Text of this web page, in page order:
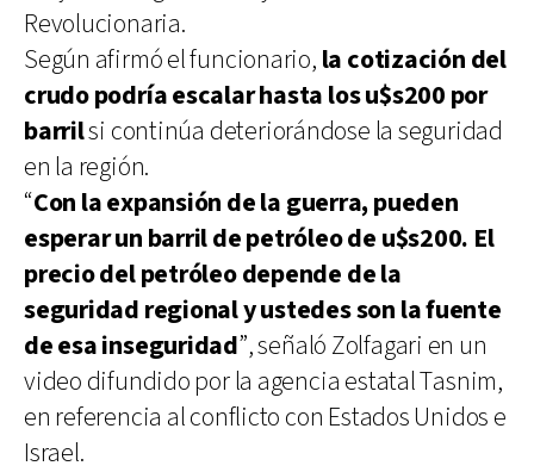
Revolucionaria.
Según afirmó el funcionario, la cotización del
crudo podría escalar hasta los u$s200 por
barrilsi continúa deteriorándose la seguridad
en la región.
“Con la expansión de la guerra, pueden
esperar un barril de petróleo de u$s200. El
precio del petróleo depende de la
seguridad regional y ustedes son la fuente
de esa inseguridad”, señaló Zolfagari en un
video difundido por la agencia estatal Tasnim,
en referencia al conflicto con Estados Unidos e
Israel.